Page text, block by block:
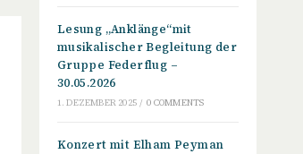
Lesung „Anklänge“mit
musikalischer Begleitung der
Gruppe Federflug –
30.05.2026
1. DEZEMBER 2025 / 0 COMMENTS
Konzert mit Elham Peyman